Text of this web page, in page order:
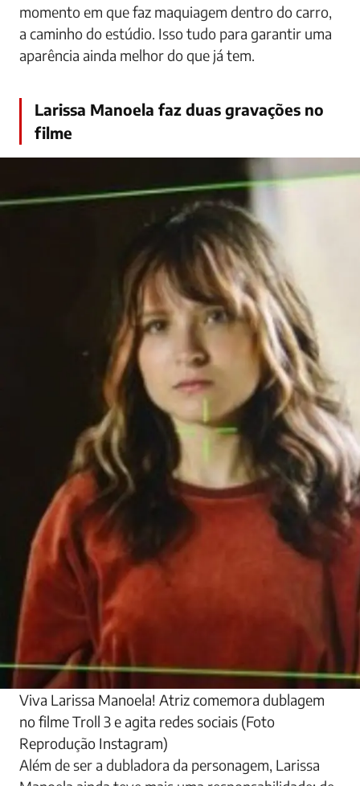
momento em que faz maquiagem dentro do carro,
a caminho do estúdio. Isso tudo para garantir uma
aparência ainda melhor do que já tem.
Larissa Manoela faz duas gravações no
filme
Viva Larissa Manoela! Atriz comemora dublagem
no filme Troll 3 e agita redes sociais (Foto
Reprodução Instagram)
Além de ser a dubladora da personagem, Larissa